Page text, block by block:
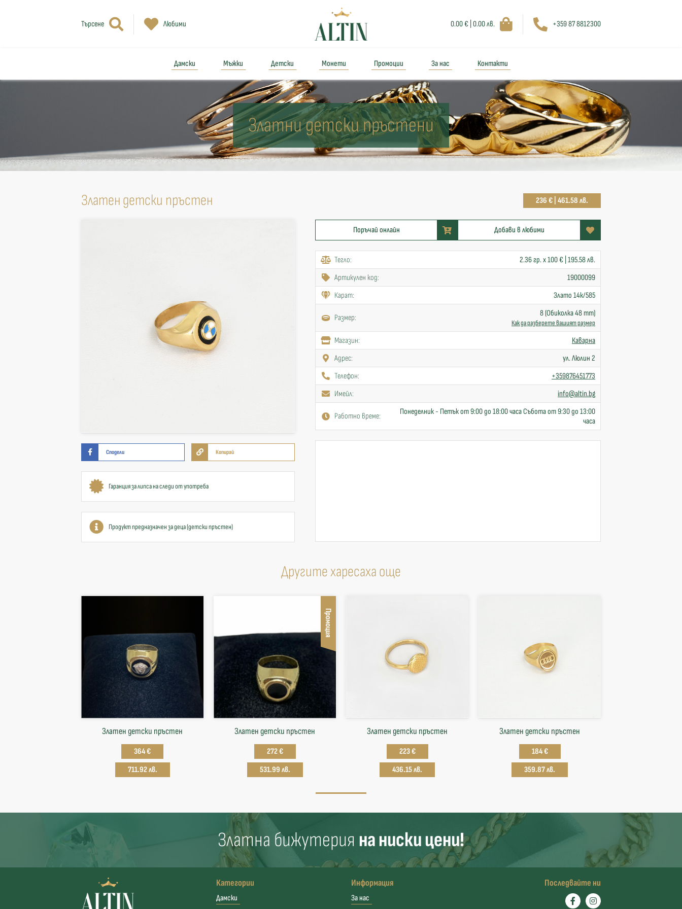
Търсене Любими 0.00 € | 0.00 лв. +359 87 8812300
Дамски Мъжки Детски Монети Промоции За нас Контакти
Златни детски пръстени
Златен детски пръстен 236 € | 461.58 лв.
Сподели Копирай
Гаранция за липса на следи от употреба
Продукт предназначен за деца (детски пръстен)
Поръчай онлайн Добави в любими
Тегло:
2.36 гр. x 100 € | 195.58 лв.
Артикулен код:
19000099
Карат:
Злато 14к/585
Размер: 8 (Обиколка 48 mm)
Как да разберете вашият размер
Mагазин:
Каварна
Адрес:
ул. Люлин 2
Телефон:
+359876451773
Имейл:
info@altin.bg
Работно време:
Понеделник - Петък от 9:00 до 18:00 часа Събота от 9:30 до 13:00
часа
Другите харесаха още
Златен детски пръстен
364 €
711.92 лв.
Промоция
Златен детски пръстен
272 €
531.99 лв.
Златен детски пръстен
223 €
436.15 лв.
Златен детски пръстен
184 €
359.87 лв.
Златна бижутерия на ниски цени!
Категории
Дамски
Информация
За нас
Последвайте ни